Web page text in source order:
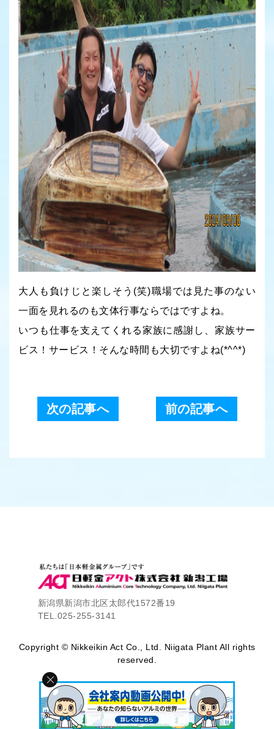
大人も負けじと楽しそう(笑)職場では見た事のない
一面を見れるのも文体行事ならではですよね。
いつも仕事を支えてくれる家族に感謝し、家族サー
ビス！サービス！そんな時間も大切ですよね(*^^*)
次の記事へ 前の記事へ
新潟県新潟市北区太郎代1572番19
TEL.025-255-3141
Copyright © Nikkeikin Act Co., Ltd. Niigata Plant All rights
reserved.